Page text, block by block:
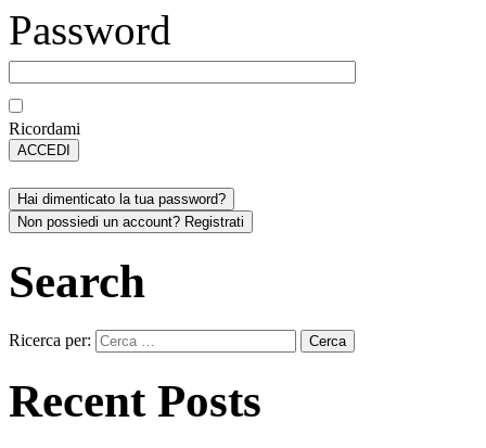
Password
Ricordami
ACCEDI
Hai dimenticato la tua password?
Non possiedi un account? Registrati
Search
Ricerca per:
Recent Posts